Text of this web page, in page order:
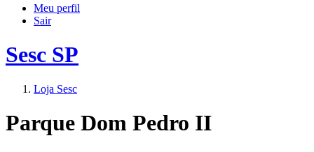
Meu perfil
Sair
Sesc SP
Loja Sesc
Parque Dom Pedro II